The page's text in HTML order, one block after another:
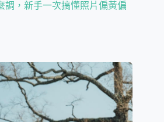
調，新手一次搞懂照片偏黃偏